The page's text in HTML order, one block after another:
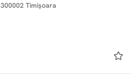
300002 Timişoara